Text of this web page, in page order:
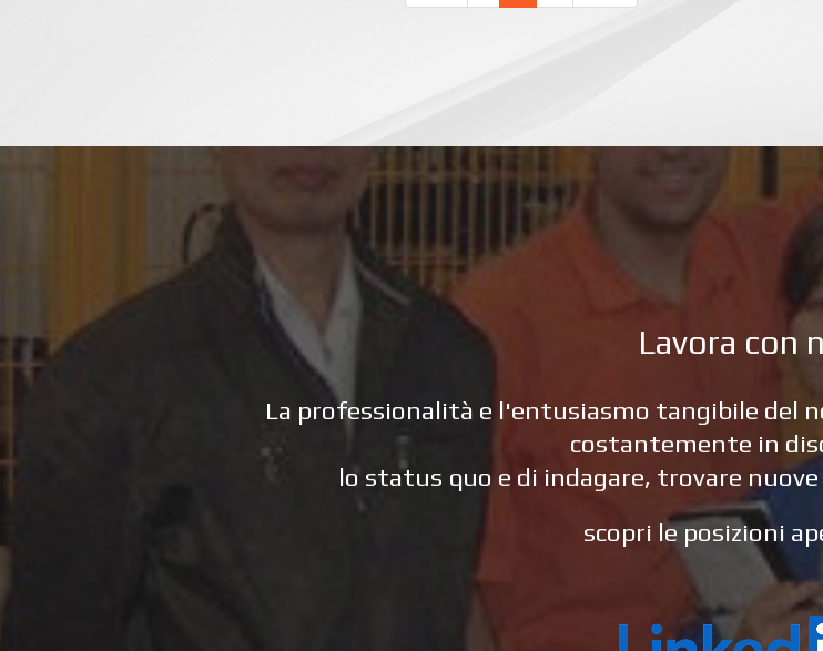
Lavora con
La professionalità e l'entusiasmo tangibile del
costantemente in
lo status quo e di indagare, trovare
scopri le posizioni